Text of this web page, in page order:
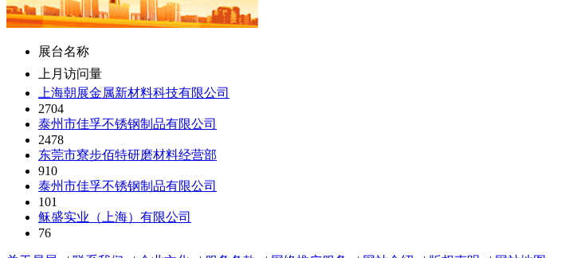
展台名称
上月访问量
上海朝展金属新材料科技有限公司
2704
泰州市佳孚不锈钢制品有限公司
2478
东莞市寮步佰特研磨材料经营部
910
泰州市佳孚不锈钢制品有限公司
101
稣盛实业（上海）有限公司
76